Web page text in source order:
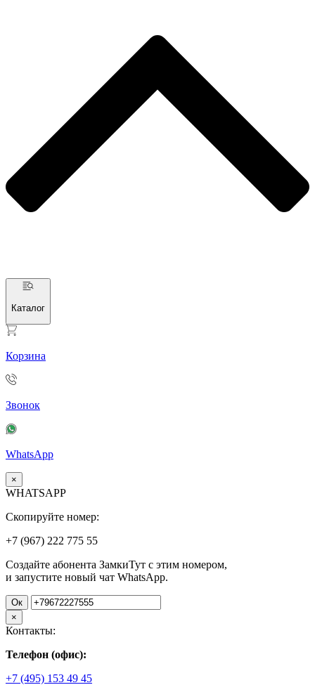
Каталог
Корзина
Звонок
WhatsApp
×
WHATSAPP
Скопируйте номер:
+7 (967) 222 775 55
Создайте абонента ЗамкиТут с этим номером,
и запустите новый чат WhatsApp.
Ок
×
Контакты:
Телефон (офис):
+7 (495) 153 49 45